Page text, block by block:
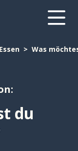
Essen Was
du